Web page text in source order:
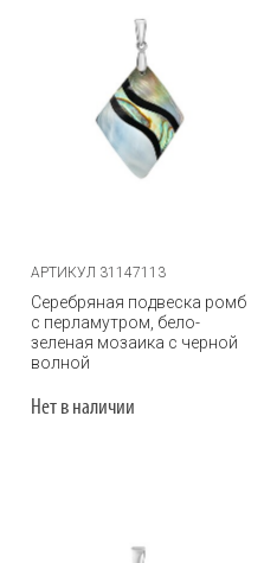
АРТИКУЛ 31147113
Серебряная подвеска ромб
с перламутром, бело-
зеленая мозаика с черной
волной
Нет в наличии